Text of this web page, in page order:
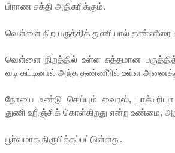
பிராண சக்தி அதிகரிக்கும்.
வெள்ளை நிற பருத்தித் துணியால் தண்ணீரை
வெள்ளை நிறத்தில் உள்ள சுத்தமான
வடி கட்டினால் அந்த தண்ணீரில் உள்ள
நோயை உண்டு செய்யும் வைரஸ்,
துணி உறிஞ்சிக் கொள்கிறது என்ற உண்மை,
பூர்வமாக நிரூபிக்கப்பட்டுள்ளது.